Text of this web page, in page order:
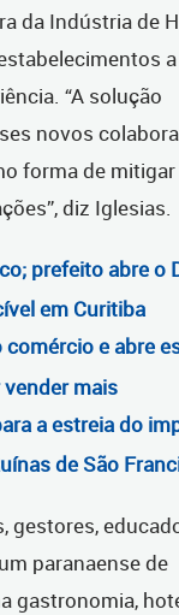
da Indústria de
a
“A solução
novos
forma de
diz Iglesias.
prefeito abre o
em Curitiba
e abre
mais
a estreia do
de São
gestores,
paranaense de
gastronomia,